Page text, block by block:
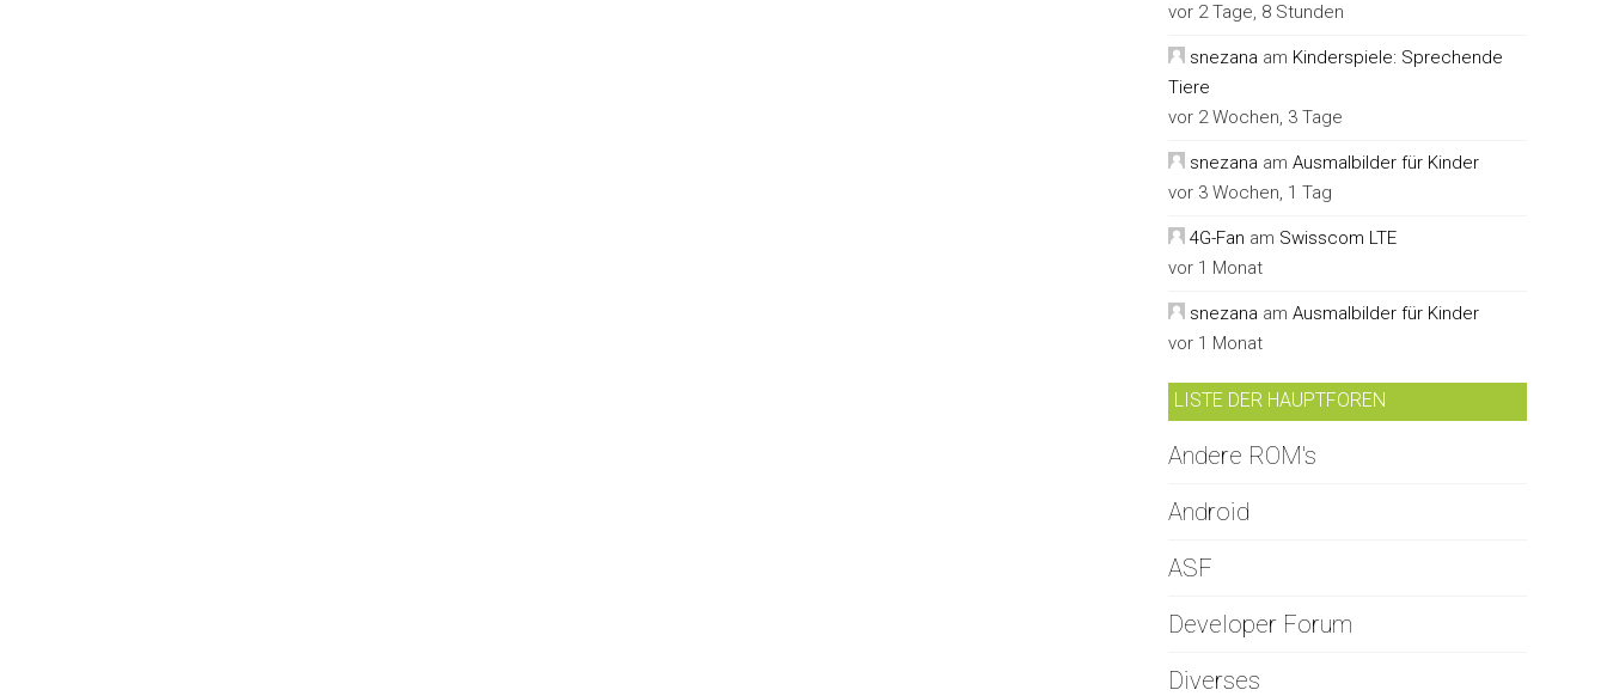
vor 2 Tage, 8 Stunden
snezana am Kinderspiele: Sprechende
Tiere
vor 2 Wochen, 3 Tage
snezana am Ausmalbilder für Kinder
vor 3 Wochen, 1 Tag
4G-Fan am Swisscom LTE
vor 1 Monat
snezana am Ausmalbilder für Kinder
vor 1 Monat
LISTE DER HAUPTFOREN
Andere ROM's
Android
ASF
Developer Forum
Diverses